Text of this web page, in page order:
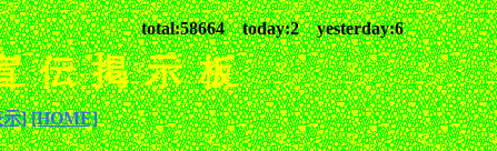
total:58664 today:2 yesterday:6
伝掲示板
] [HOME]